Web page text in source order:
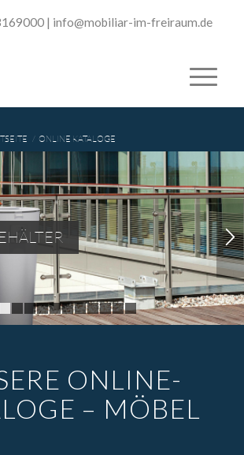
| ­info@mobiliar-im-freiraum.de
/ ONLINE KATALOGE
1 2 3 4 5 6 7 8 9 1011
ONLINE-
– MÖBEL